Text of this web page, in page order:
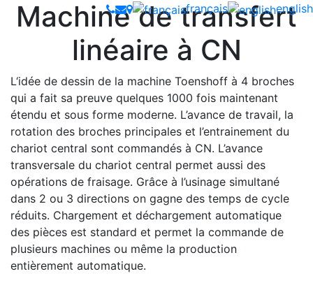
français english
Machine de transfert
linéaire à CN
L‘idée de dessin de la machine Toenshoff à 4 broches
qui a fait sa preuve quelques 1000 fois maintenant
étendu et sous forme moderne. L’avance de travail, la
rotation des broches principales et l’entrainement du
chariot central sont commandés à CN. L’avance
transversale du chariot central permet aussi des
opérations de fraisage. Grâce à l’usinage simultané
dans 2 ou 3 directions on gagne des temps de cycle
réduits. Chargement et déchargement automatique
des pièces est standard et permet la commande de
plusieurs machines ou même la production
entièrement automatique.